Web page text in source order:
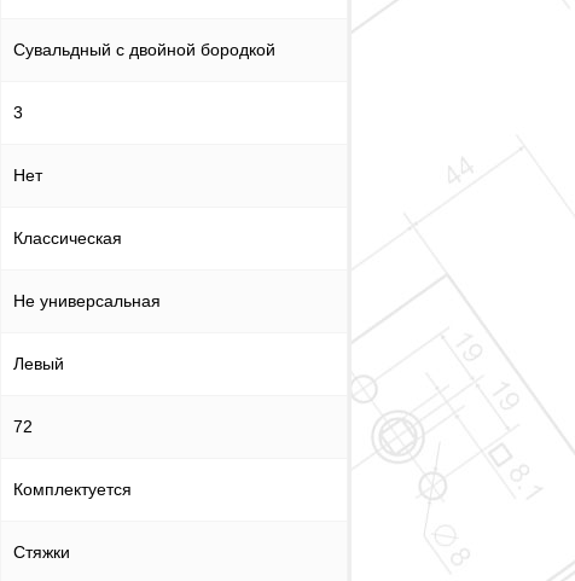
Сувальдный с двойной бородкой
3
Нет
Классическая
Не универсальная
Левый
72
Комплектуется
Стяжки